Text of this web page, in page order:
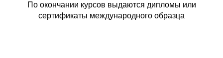
По окончании курсов выдаются дипломы или
сертификаты международного образца